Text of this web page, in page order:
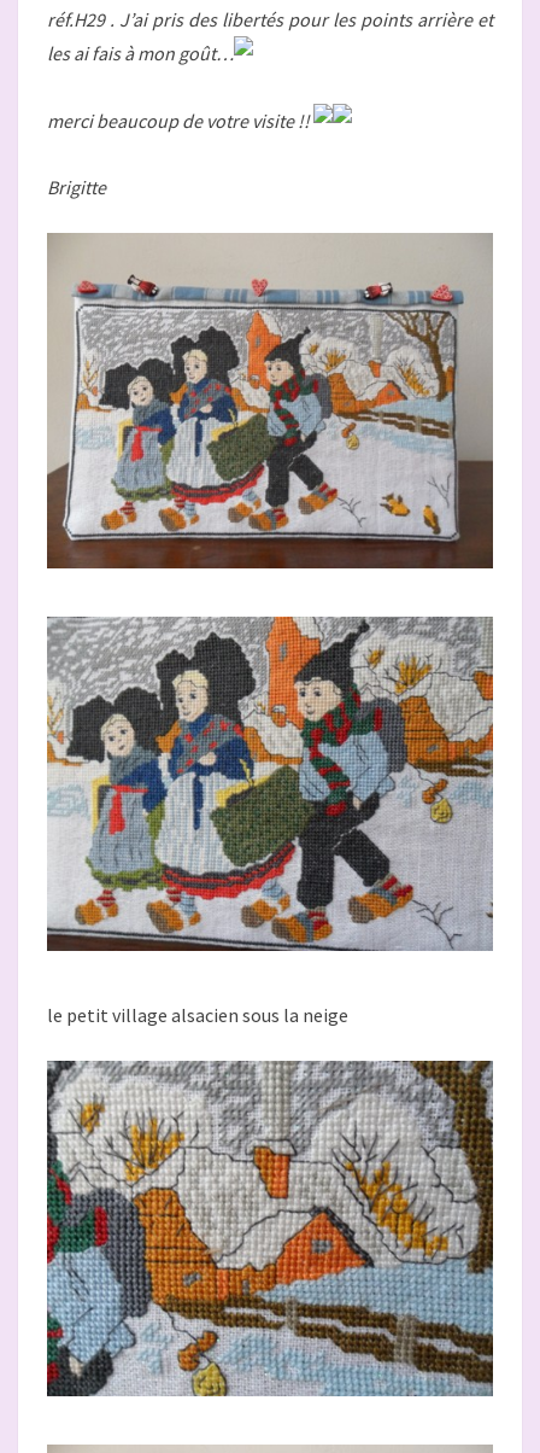
réf.H29 . J’ai pris des libertés pour les points arrière et
les ai fais à mon goût…
merci beaucoup de votre visite !!
Brigitte
le petit village alsacien sous la neige